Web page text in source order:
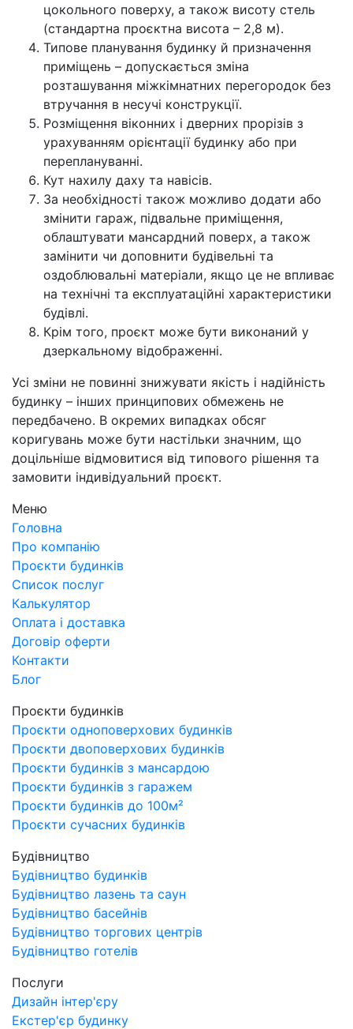
цокольного поверху, а також висоту стель
(стандартна проєктна висота – 2,8 м).
Типове планування будинку й призначення
приміщень – допускається зміна
розташування міжкімнатних перегородок без
втручання в несучі конструкції.
Розміщення віконних і дверних прорізів з
урахуванням орієнтації будинку або при
переплануванні.
Кут нахилу даху та навісів.
За необхідності також можливо додати або
змінити гараж, підвальне приміщення,
облаштувати мансардний поверх, а також
замінити чи доповнити будівельні та
оздоблювальні матеріали, якщо це не впливає
на технічні та експлуатаційні характеристики
будівлі.
Крім того, проєкт може бути виконаний у
дзеркальному відображенні.
Усі зміни не повинні знижувати якість і надійність
будинку – інших принципових обмежень не
передбачено. В окремих випадках обсяг
коригувань може бути настільки значним, що
доцільніше відмовитися від типового рішення та
замовити індивідуальний проєкт.
Меню
Головна
Про компанію
Проєкти будинків
Список послуг
Калькулятор
Оплата і доставка
Договір оферти
Контакти
Блог
Проєкти будинків
Проєкти одноповерхових будинків
Проєкти двоповерхових будинків
Проєкти будинків з мансардою
Проєкти будинків з гаражем
Проєкти будинків до 100м²
Проєкти сучасних будинків
Будівництво
Будівництво будинків
Будівництво лазень та саун
Будівництво басейнів
Будівництво торгових центрів
Будівництво готелів
Послуги
Дизайн інтер'єру
Екстер'єр будинку